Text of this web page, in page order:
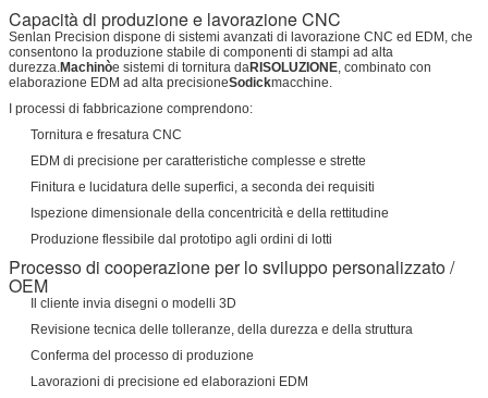
Capacità di produzione e lavorazione CNC
Senlan Precision dispone di sistemi avanzati di lavorazione CNC ed EDM, che
consentono la produzione stabile di componenti di stampi ad alta
durezza.Machinòe sistemi di tornitura daRISOLUZIONE, combinato con
elaborazione EDM ad alta precisioneSodickmacchine.
I processi di fabbricazione comprendono:
Tornitura e fresatura CNC
EDM di precisione per caratteristiche complesse e strette
Finitura e lucidatura delle superfici, a seconda dei requisiti
Ispezione dimensionale della concentricità e della rettitudine
Produzione flessibile dal prototipo agli ordini di lotti
Processo di cooperazione per lo sviluppo personalizzato /
OEM
Il cliente invia disegni o modelli 3D
Revisione tecnica delle tolleranze, della durezza e della struttura
Conferma del processo di produzione
Lavorazioni di precisione ed elaborazioni EDM